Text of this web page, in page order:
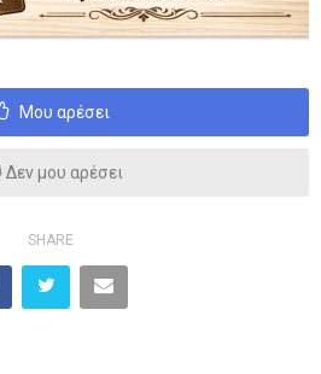
Μου αρέσει
Δεν μου αρέσει
SHARE